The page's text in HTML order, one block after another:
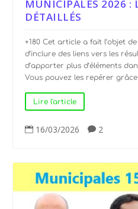
MUNICIPALES 2026 :
DÉTAILLÉS
+180 Cet article a fait l’objet
d’inclure des liens vers les
d’apporter plus d’éléments
Vous pouvez les repérer grâce
Lire l'article
 16/03/2026  2